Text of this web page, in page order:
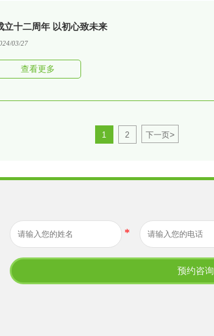
立十二周年 以初心致未来
03/27
查看更多
1 2 下一页>
预约咨询